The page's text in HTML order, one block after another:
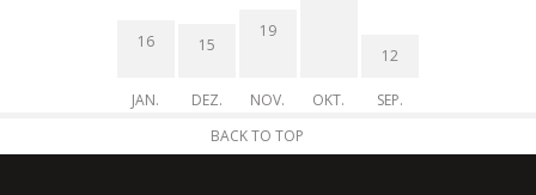
16
JAN.
15
DEZ.
19
NOV. OKT.
12
SEP.
BACK TO TOP